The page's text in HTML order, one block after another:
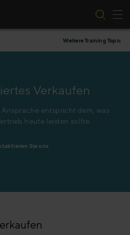
Weitere Training Topic
Verkaufen
entspricht dem, was
heute leisten sollte.
Sie uns